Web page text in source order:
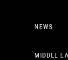
NEWS
MIDDLE